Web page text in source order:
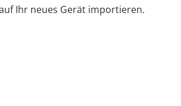
Ihr neues Gerät importieren.